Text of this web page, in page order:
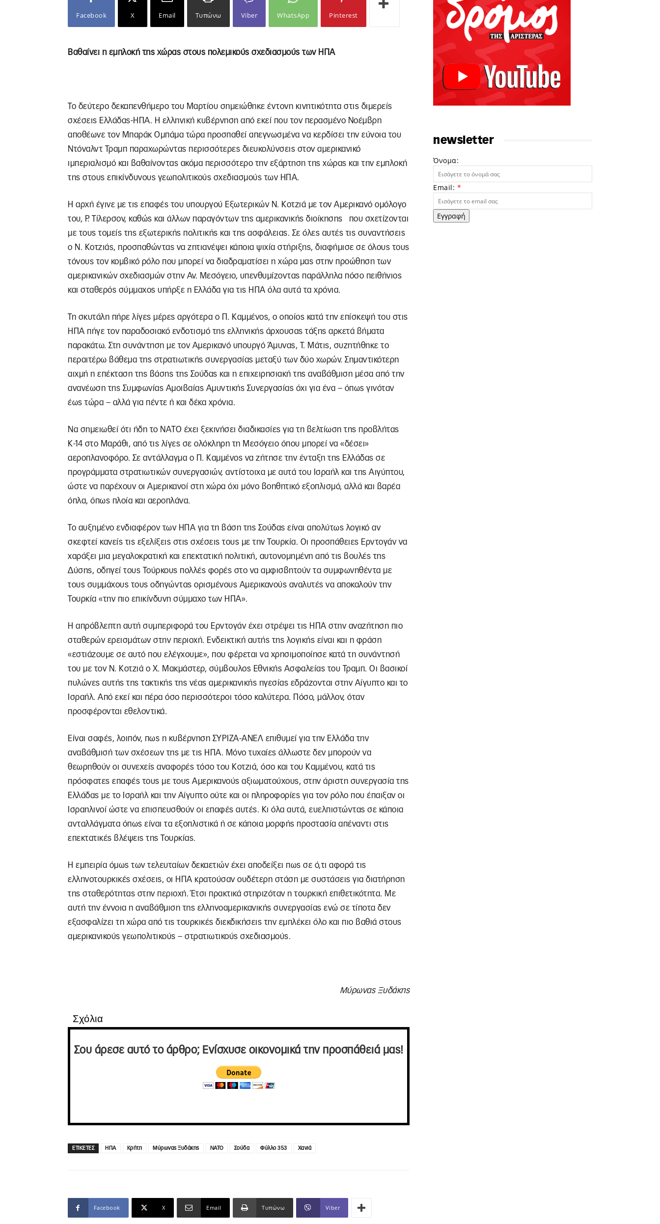
Facebook X Email Τυπώνω Viber WhatsApp Pinterest
Βαθαίνει η εμπλοκή της χώρας στους πολεμικούς σχεδιασμούς των ΗΠΑ
Το δεύτερο δεκαπενθήμερο του Μαρτίου σημειώθηκε έντονη κινητικότητα στις διμερείς
σχέσεις Ελλάδας-ΗΠΑ. Η ελληνική κυβέρνηση από εκεί που τον περασμένο Νοέμβρη
αποθέωνε τον Μπαράκ Ομπάμα τώρα προσπαθεί απεγνωσμένα να κερδίσει την εύνοια του
Ντόναλντ Τραμπ παραχωρώντας περισσότερες διευκολύνσεις στον αμερικανικό
ιμπεριαλισμό και βαθαίνοντας ακόμα περισσότερο την εξάρτηση της χώρας και την εμπλοκή
της στους επικίνδυνους γεωπολιτικούς σχεδιασμούς των ΗΠΑ.
Η αρχή έγινε με τις επαφές του υπουργού Εξωτερικών Ν. Κοτζιά με τον Αμερικανό ομόλογο
του, Ρ. Τίλερσον, καθώς και άλλων παραγόντων της αμερικανικής διοίκησης που σχετίζονται
με τους τομείς της εξωτερικής πολιτικής και της ασφάλειας. Σε όλες αυτές τις συναντήσεις
ο Ν. Κοτζιάς, προσπαθώντας να ζητιανέψει κάποια ψιχία στήριξης, διαφήμισε σε όλους τους
τόνους τον κομβικό ρόλο που μπορεί να διαδραματίσει η χώρα μας στην προώθηση των
αμερικανικών σχεδιασμών στην Αν. Μεσόγειο, υπενθυμίζοντας παράλληλα πόσο πειθήνιος
και σταθερός σύμμαχος υπήρξε η Ελλάδα για τις ΗΠΑ όλα αυτά τα χρόνια.
Τη σκυτάλη πήρε λίγες μέρες αργότερα ο Π. Καμμένος, ο οποίος κατά την επίσκεψή του στις
ΗΠΑ πήγε τον παραδοσιακό ενδοτισμό της ελληνικής άρχουσας τάξης αρκετά βήματα
παρακάτω. Στη συνάντηση με τον Αμερικανό υπουργό Άμυνας, Τ. Μάτις, συζητήθηκε το
περαιτέρω βάθεμα της στρατιωτικής συνεργασίας μεταξύ των δύο χωρών. Σημαντικότερη
αιχμή η επέκταση της βάσης της Σούδας και η επιχειρησιακή της αναβάθμιση μέσα από την
ανανέωση της Συμφωνίας Αμοιβαίας Αμυντικής Συνεργασίας όχι για ένα – όπως γινόταν
έως τώρα – αλλά για πέντε ή και δέκα χρόνια.
Να σημειωθεί ότι ήδη το NATO έχει ξεκινήσει διαδικασίες για τη βελτίωση της προβλήτας
Κ-14 στο Μαράθι, από τις λίγες σε ολόκληρη τη Μεσόγειο όπου μπορεί να «δέσει»
αεροπλανοφόρο. Σε αντάλλαγμα ο Π. Καμμένος να ζήτησε την ένταξη της Ελλάδας σε
προγράμματα στρατιωτικών συνεργασιών, αντίστοιχα με αυτά του Ισραήλ και της Αιγύπτου,
ώστε να παρέχουν οι Αμερικανοί στη χώρα όχι μόνο βοηθητικό εξοπλισμό, αλλά και βαρέα
όπλα, όπως πλοία και αεροπλάνα.
Το αυξημένο ενδιαφέρον των ΗΠΑ για τη βάση της Σούδας είναι απολύτως λογικό αν
σκεφτεί κανείς τις εξελίξεις στις σχέσεις τους με την Τουρκία. Οι προσπάθειες Ερντογάν να
χαράξει μια μεγαλοκρατική και επεκτατική πολιτική, αυτονομημένη από τις βουλές της
Δύσης, οδηγεί τους Τούρκους πολλές φορές στο να αμφισβητούν τα συμφωνηθέντα με
τους συμμάχους τους οδηγώντας ορισμένους Αμερικανούς αναλυτές να αποκαλούν την
Τουρκία «την πιο επικίνδυνη σύμμαχο των ΗΠΑ».
Η απρόβλεπτη αυτή συμπεριφορά του Ερντογάν έχει στρέψει τις ΗΠΑ στην αναζήτηση πιο
σταθερών ερεισμάτων στην περιοχή. Ενδεικτική αυτής της λογικής είναι και η φράση
«εστιάζουμε σε αυτό που ελέγχουμε», που φέρεται να χρησιμοποίησε κατά τη συνάντησή
του με τον Ν. Κοτζιά ο Χ. Μακμάστερ, σύμβουλος Εθνικής Ασφαλείας του Τραμπ. Οι βασικοί
πυλώνες αυτής της τακτικής της νέας αμερικανικής ηγεσίας εδράζονται στην Αίγυπτο και το
Ισραήλ. Από εκεί και πέρα όσο περισσότεροι τόσο καλύτερα. Πόσο, μάλλον, όταν
προσφέρονται εθελοντικά.
Είναι σαφές, λοιπόν, πως η κυβέρνηση ΣΥΡΙΖΑ-ΑΝΕΛ επιθυμεί για την Ελλάδα την
αναβάθμισή των σχέσεων της με τις ΗΠΑ. Μόνο τυχαίες άλλωστε δεν μπορούν να
θεωρηθούν οι συνεχείς αναφορές τόσο του Κοτζιά, όσο και του Καμμένου, κατά τις
πρόσφατες επαφές τους με τους Αμερικανούς αξιωματούχους, στην άριστη συνεργασία της
Ελλάδας με το Ισραήλ και την Αίγυπτο ούτε και οι πληροφορίες για τον ρόλο που έπαιξαν οι
Ισραηλινοί ώστε να επισπευσθούν οι επαφές αυτές. Κι όλα αυτά, ευελπιστώντας σε κάποια
ανταλλάγματα όπως είναι τα εξοπλιστικά ή σε κάποια μορφής προστασία απέναντι στις
επεκτατικές βλέψεις της Τουρκίας.
Η εμπειρία όμως των τελευταίων δεκαετιών έχει αποδείξει πως σε ό,τι αφορά τις
ελληνοτουρκικές σχέσεις, οι ΗΠΑ κρατούσαν ουδέτερη στάση με συστάσεις για διατήρηση
της σταθερότητας στην περιοχή. Έτσι πρακτικά στηριζόταν η τουρκική επιθετικότητα. Με
αυτή την έννοια η αναβάθμιση της ελληνοαμερικανικής συνεργασίας ενώ σε τίποτα δεν
εξασφαλίζει τη χώρα από τις τουρκικές διεκδικήσεις την εμπλέκει όλο και πιο βαθιά στους
αμερικανικούς γεωπολιτικούς – στρατιωτικούς σχεδιασμούς.
Μύρωνας Ξυδάκης
Σχόλια
Σου άρεσε αυτό το άρθρο; Ενίσχυσε οικονομικά την προσπάθειά μας!
ΕΤΙΚΕΤΕΣ ΗΠΑ Κρήτη Μύρωνας Ξυδάκης ΝΑΤΟ Σούδα Φύλλο 353 Χανιά
Facebook X Email Τυπώνω Viber
newsletter
Όνομα:
Email: *
Εγγραφή